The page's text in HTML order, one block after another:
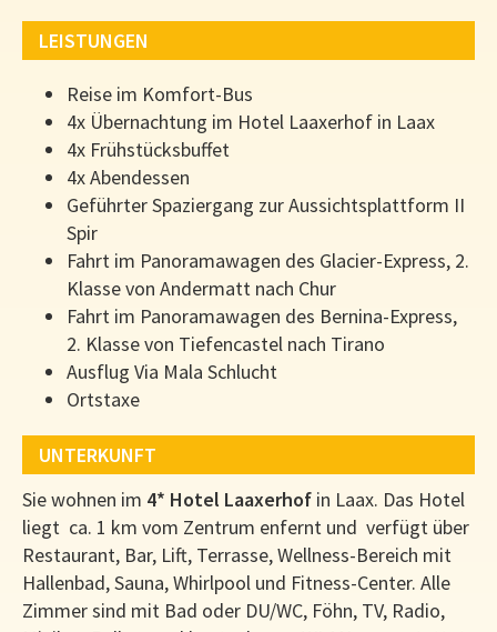
LEISTUNGEN
Reise im Komfort-Bus
4x Übernachtung im Hotel Laaxerhof in Laax
4x Frühstücksbuffet
4x Abendessen
Geführter Spaziergang zur Aussichtsplattform II
Spir
Fahrt im Panoramawagen des Glacier-Express, 2.
Klasse von Andermatt nach Chur
Fahrt im Panoramawagen des Bernina-Express,
2. Klasse von Tiefencastel nach Tirano
Ausflug Via Mala Schlucht
Ortstaxe
UNTERKUNFT
Sie wohnen im 4* Hotel Laaxerhof in Laax. Das Hotel
liegt ca. 1 km vom Zentrum enfernt und verfügt über
Restaurant, Bar, Lift, Terrasse, Wellness-Bereich mit
Hallenbad, Sauna, Whirlpool und Fitness-Center. Alle
Zimmer sind mit Bad oder DU/WC, Föhn, TV, Radio,